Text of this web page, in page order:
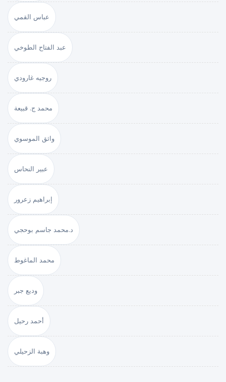
عباس القمي
عبد الفتاح الطوخي
روجيه غارودي
محمد ج. قبيعة
واثق الموسوي
عبير النحاس
إبراهيم زعرور
د.محمد جاسم بوحجي
محمد الماغوط
وديع جبر
أحمد رحيل
وهبة الزحيلي